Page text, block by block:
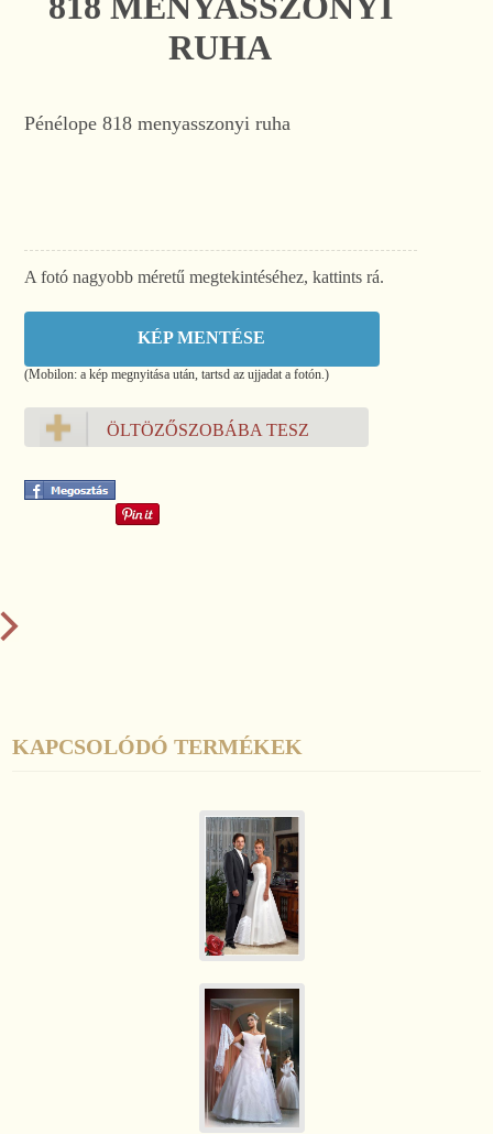
RUHA
Pénélope 818 menyasszonyi ruha
A fotó nagyobb méretű megtekintéséhez, kattints rá.
KÉP MENTÉSE
(Mobilon: a kép megnyitása után, tartsd az ujjadat a fotón.)
ÖLTÖZŐSZOBÁBA TESZ
KAPCSOLÓDÓ TERMÉKEK